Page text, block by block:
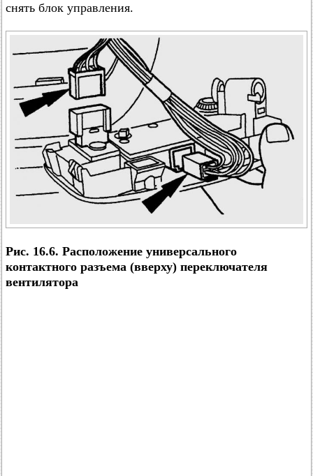
снять блок управления.
Рис. 16.6. Расположение универсального
контактного разъема (вверху) переключателя
вентилятора